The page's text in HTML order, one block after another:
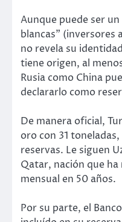
Aunque puede ser
blancas” (inversores
no revela su
tiene origen, al
Rusia como China
declararlo como
De manera oficial,
oro con 31
reservas. Le siguen
Qatar, nación que
mensual en 50 años.
Por su parte, el